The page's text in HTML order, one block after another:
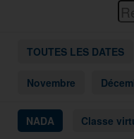
TOUTES LES DATES
Novembre
NADA Classe